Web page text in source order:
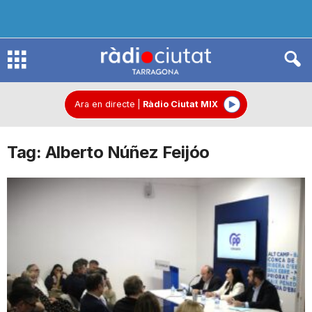
R
d
C
Ara en directe Ràdio Ciutat MIX
Tag: Alberto Núñez Feijóo